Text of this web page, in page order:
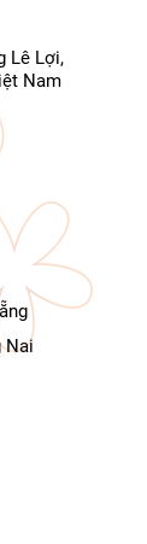
Lê Lợi,
Nam
Nai